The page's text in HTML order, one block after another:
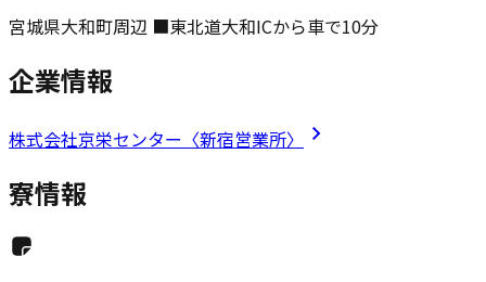
宮城県大和町周辺 ■東北道大和ICから車で10分
企業情報
株式会社京栄センター〈新宿営業所〉
寮情報